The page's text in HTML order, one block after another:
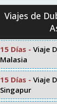
Viajes de
15 Días - Viaje
Malasia
15 Días - Viaje
Singapur